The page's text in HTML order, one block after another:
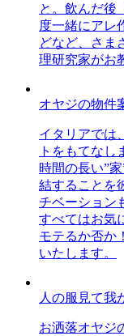
と。飲んだ後
度一緒にアレ
どなど、さま
理研究家がお
オヤジの物件
イタリアでは
トをもてな
時間の長い”
結することを
チベーション
すべてはお気
モテるか否か
いたします。
人の服見て我
お洒落オヤジ